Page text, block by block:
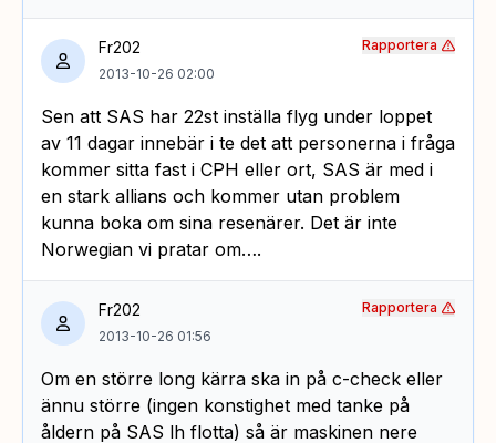
Fr202
2013-10-26 02:00
Sen att SAS har 22st inställa flyg under loppet
av 11 dagar innebär i te det att personerna i fråga
kommer sitta fast i CPH eller ort, SAS är med i
en stark allians och kommer utan problem
kunna boka om sina resenärer. Det är inte
Norwegian vi pratar om….
Rapportera
Fr202
2013-10-26 01:56
Om en större long kärra ska in på c-check eller
ännu större (ingen konstighet med tanke på
åldern på SAS lh flotta) så är maskinen nere
Rapportera